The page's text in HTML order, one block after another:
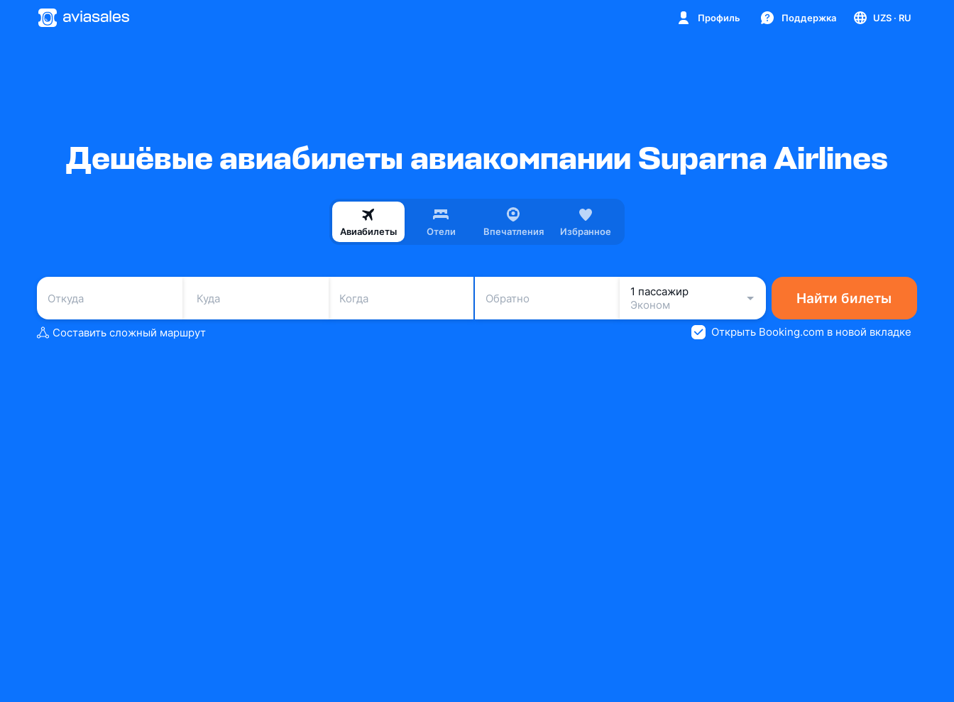
Профиль Поддержка UZS · RU
Дешёвые авиабилеты авиакомпании Suparna Airlines
Авиабилеты Отели Впечатления Избранное
Когда Обратно
1 пассажир
Эконом
Найти билеты
Составить сложный маршрут Открыть Booking.com в новой вкладке